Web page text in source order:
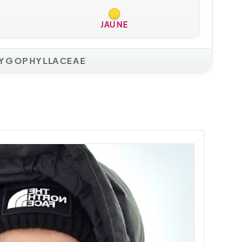
JAUNE